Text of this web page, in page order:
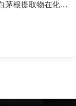
茅根提取物在化妝